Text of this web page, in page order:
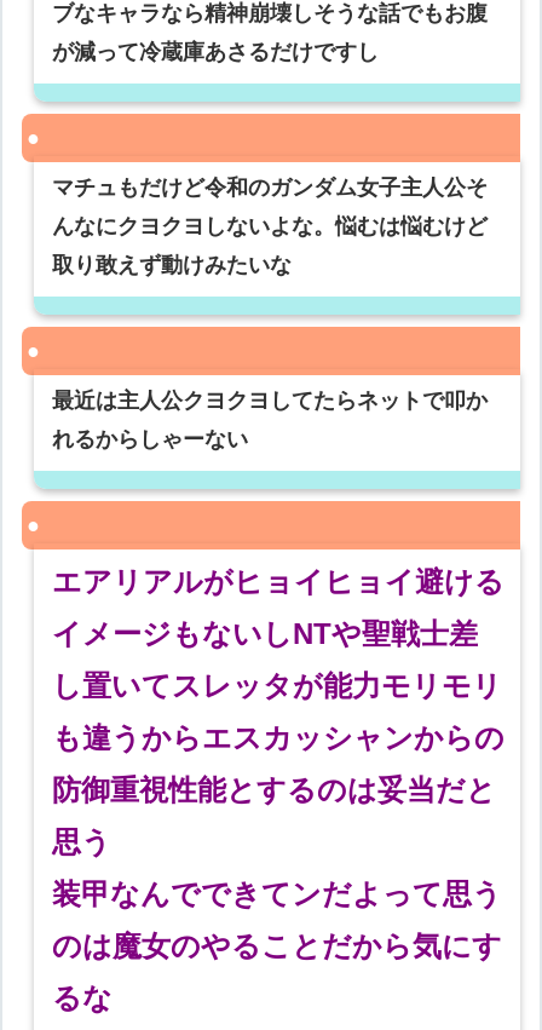
ブなキャラなら精神崩壊しそうな話でもお腹
が減って冷蔵庫あさるだけですし
マチュもだけど令和のガンダム女子主人公そ
んなにクヨクヨしないよな。悩むは悩むけど
取り敢えず動けみたいな
最近は主人公クヨクヨしてたらネットで叩か
れるからしゃーない
エアリアルがヒョイヒョイ避ける
イメージもないしNTや聖戦士差
し置いてスレッタが能力モリモリ
も違うからエスカッシャンからの
防御重視性能とするのは妥当だと
思う
装甲なんでできてンだよって思う
のは魔女のやることだから気にす
るな